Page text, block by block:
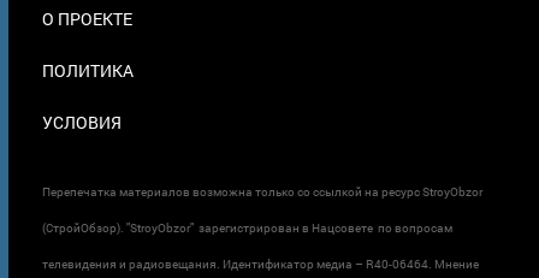
О ПРОЕКТЕ
ПОЛИТИКА
УСЛОВИЯ
Перепечатка материалов возможна только со ссылкой на ресурс StroyObzor
(СтройОбзор). "StroyObzor" зарегистрирован в Нацсовете по вопросам
телевидения и радиовещания. Идентификатор медиа – R40-06464. Мнение